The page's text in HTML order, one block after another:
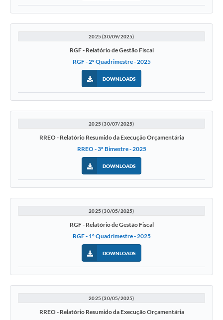
2025 (30/09/2025)
RGF - Relatório de Gestão Fiscal
RGF - 2º Quadrimestre - 2025
DOWNLOADS
2025 (30/07/2025)
RREO - Relatório Resumido da Execução Orçamentária
RREO - 3º Bimestre - 2025
DOWNLOADS
2025 (30/05/2025)
RGF - Relatório de Gestão Fiscal
RGF - 1º Quadrimestre - 2025
DOWNLOADS
2025 (30/05/2025)
RREO - Relatório Resumido da Execução Orçamentária